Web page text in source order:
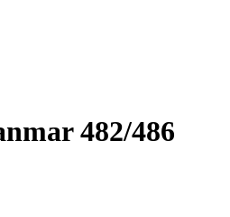
482/486